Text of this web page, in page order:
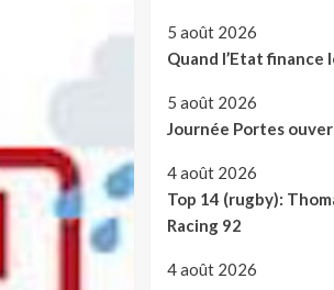
5 août 2026
Quand l’Etat
5 août 2026
Journée Portes
4 août 2026
Top 14 (rugby):
Racing 92
4 août 2026